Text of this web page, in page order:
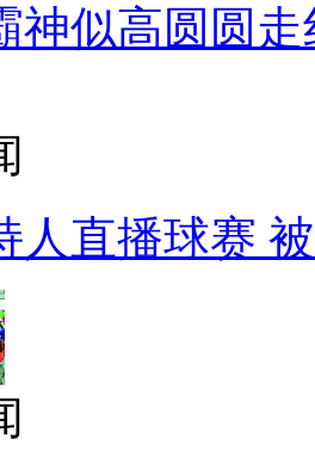
神似高圆圆走
人直播球赛